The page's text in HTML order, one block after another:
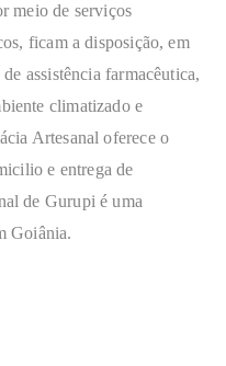
meio de serviços
ficam a disposição, em
assistência farmacêutica,
climatizado e
Artesanal oferece o
e entrega de
de Gurupi é uma
Goiânia.